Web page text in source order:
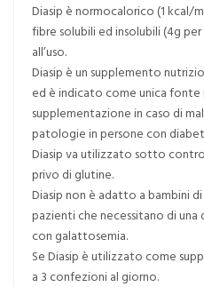
Diasip è normocalorico (1 kcal/
fibre solubili ed insolubili (4g
all’uso.
Diasip è un supplemento
ed è indicato come unica
supplementazione in caso di
patologie in persone con
Diasip va utilizzato sotto
privo di glutine.
Diasip non è adatto a bambini
pazienti che necessitano di
con galattosemia.
Se Diasip è utilizzato come
a 3 confezioni al giorno.